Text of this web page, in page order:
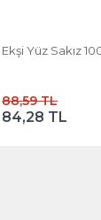
Ekşi Yüz Sakız
88,59 TL
84,28 TL